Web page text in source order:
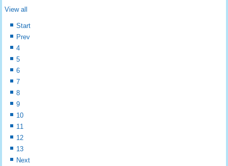
View all
Start
Prev
4
5
6
7
8
9
10
11
12
13
Next